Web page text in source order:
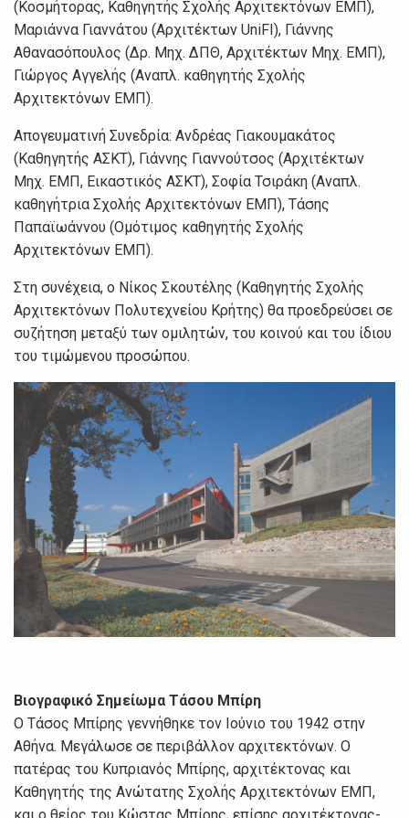
(Κοσμήτορας, Καθηγητής Σχολής Αρχιτεκτόνων ΕΜΠ),
Μαριάννα Γιαννάτου (Αρχιτέκτων UniFI), Γιάννης
Αθανασόπουλος (Δρ. Μηχ. ΔΠΘ, Αρχιτέκτωv Μηχ. ΕΜΠ),
Γιώργος Αγγελής (Αναπλ. καθηγητής Σχολής
Αρχιτεκτόνων ΕΜΠ).
Απογευματινή Συνεδρία: Ανδρέας Γιακουμακάτος
(Καθηγητής ΑΣΚΤ), Γιάννης Γιαννούτσος (Αρχιτέκτων
Μηχ. ΕΜΠ, Εικαστικός ΑΣΚΤ), Σοφία Τσιράκη (Αναπλ.
καθηγήτρια Σχολής Αρχιτεκτόνων ΕΜΠ), Τάσης
Παπαϊωάννου (Ομότιμος καθηγητής Σχολής
Αρχιτεκτόνων ΕΜΠ).
Στη συνέχεια, ο Νίκος Σκουτέλης (Καθηγητής Σχολής
Αρχιτεκτόνων Πολυτεχνείου Κρήτης) θα προεδρεύσει σε
συζήτηση μεταξύ των ομιλητών, του κοινού και του ίδιου
του τιμώμενου προσώπου.
Βιογραφικό Σημείωμα Τάσου Μπίρη
Ο Τάσος Μπίρης γεννήθηκε τον Ιούνιο του 1942 στην
Αθήνα. Μεγάλωσε σε περιβάλλον αρχιτεκτόνων. Ο
πατέρας του Κυπριανός Μπίρης, αρχιτέκτονας και
Καθηγητής της Ανώτατης Σχολής Αρχιτεκτόνων ΕΜΠ,
και ο θείος του Κώστας Μπίρης, επίσης αρχιτέκτονας-